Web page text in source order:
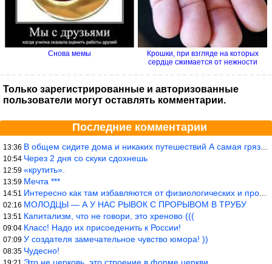
Снова мемы
Крошки, при взгляде на которых
сердце сжимается от нежности
Только зарегистрированные и авторизованные
пользователи могут оставлять комментарии.
Последние комментарии
13:36 В общем сидите дома и никаких путешествий А самая грязная в от
10:54 Через 2 дня со скуки сдохнешь
12:59 «крутить».
13:59 Мечта ***
14:51 Интересно как там избавляются от физиологических и прочих отходо
02:16 МОЛОДЦЫ — А У НАС РЫВОК С ПРОРЫВОМ В ТРУБУ
13:51 Капитализм, что не говори, это хреново (((
09:04 Класс! Надо их присоеденить к России!
07:09 У создателя замечательное чувство юмора! ))
08:35 Чудесно!
Это не церковь, это строение в форме церкви.